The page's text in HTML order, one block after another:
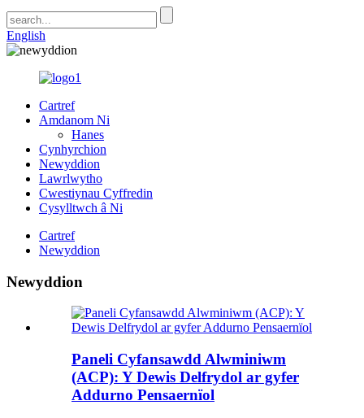
English
Cartref
Amdanom Ni
Hanes
Cynhyrchion
Newyddion
Lawrlwytho
Cwestiynau Cyffredin
Cysylltwch â Ni
Cartref
Newyddion
Newyddion
Paneli Cyfansawdd Alwminiwm
(ACP): Y Dewis Delfrydol ar gyfer
Addurno Pensaernïol